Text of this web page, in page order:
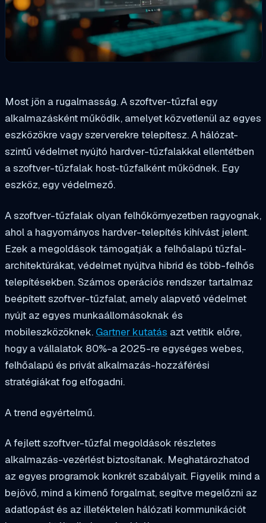
Most jön a rugalmasság. A szoftver-tűzfal egy
alkalmazásként működik, amelyet közvetlenül az egyes
eszközökre vagy szerverekre telepítesz. A hálózat-
szintű védelmet nyújtó hardver-tűzfalakkal ellentétben
a szoftver-tűzfalak host-tűzfalként működnek. Egy
eszköz, egy védelmező.
A szoftver-tűzfalak olyan felhőkörnyezetben ragyognak,
ahol a hagyományos hardver-telepítés kihívást jelent.
Ezek a megoldások támogatják a felhőalapú tűzfal-
architektúrákat, védelmet nyújtva hibrid és több-felhős
telepítésekben. Számos operációs rendszer tartalmaz
beépített szoftver-tűzfalat, amely alapvető védelmet
nyújt az egyes munkaállomásoknak és
mobileszközöknek. Gartner kutatás azt vetítik előre,
hogy a vállalatok 80%-a 2025-re egységes webes,
felhőalapú és privát alkalmazás-hozzáférési
stratégiákat fog elfogadni.
A trend egyértelmű.
A fejlett szoftver-tűzfal megoldások részletes
alkalmazás-vezérlést biztosítanak. Meghatározhatod
az egyes programok konkrét szabályait. Figyelik mind a
bejövő, mind a kimenő forgalmat, segítve megelőzni az
adatlopást és az illetéktelen hálózati kommunikációt